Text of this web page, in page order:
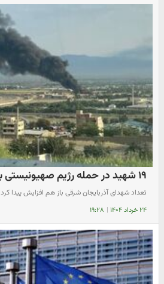
۱۹ شهید در حمله رژیم صهیونیستی به آذربایجان شرقی
تعداد شهدای آذربایجان ‌شرقی‌ باز هم افزایش پیدا کرد
۲۴ خرداد ۱۴۰۴ | ۱۹:۲۸